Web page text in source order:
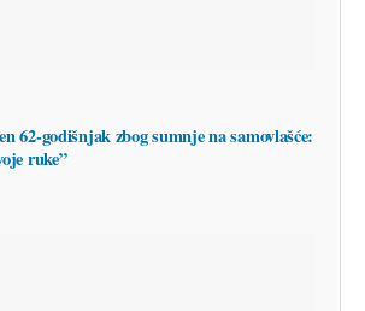
62-godišnjak zbog sumnje na samovlašće:
ruke”